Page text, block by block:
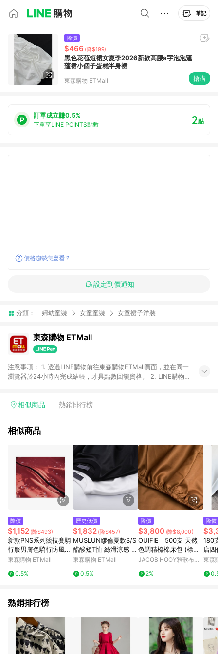
筆記
降價
$466 (降$199)
黑色花苞短裙女夏季2026新款高腰a字泡泡蓬
蓬裙小個子蛋糕半身裙
東森購物 ETMall 搶購
訂單成立賺0.5%
下單享LINE POINTS點數 2點
價格趨勢怎麼看？
設定到價通知
分類： 婦幼童裝 女童童裝 女童裙子洋裝
東森購物 ETMall
注意事項： 1. 透過LINE購物前往東森購物ETMall頁面，並在同一
瀏覽器於24小時內完成結帳，才具點數回饋資格。 2. LINE購物
單，皆不在點數回饋範圍內。 3. 如購買以下類別商品，將無法獲
球嚴選、商城、專案商品、「草莓網」全館商品。 4. 如取消訂
回饋。 5. 點數回饋會扣除所有折扣優惠後之最終發票金額計算，
實際回饋請依LINE購物通知為主。 6. 訂單如有使用東森購物
ETMall站內之折扣優惠(包含但不限於東森幣、樂透金、東森現金
券等)，不具點數回饋資格。詳細請依東森購物ETMall之結帳頁面
顯示為準。 7. LINE購物設有「單一商品最高回饋點數」機制(特
殊活動時開放「回饋無上限」)，以同一訂單中同一商品不論件數
計算，並依訂單成立時間當下LINE購物所設定的回饋機制為準。
如顯示之商品規格、顏色、價位、贈品與東森購物ETMall銷售網
頁不符，以銷售網頁標示為準。 9. 若有贈點爭議，請務必於訂單
日期+180天以內至LINE購物客服洽詢；若超過180天(含)以上進
行申訴，恕無法贈點回饋。 10. 部分點數紅包僅限指定商品使
用，或不適用於無回饋商品。各點數紅包之適用商品與使用條件
請依點數紅包頁面規則為準。
相似商品 熱銷排行榜
相似商品
降價
$1,152 (降$493)
新款PNS系列競技賽騎
行服男膚色騎行防風防
潑水公路車自行車服
東森購物 ETMall
0.5%
歷史低價
$1,832 (降$457)
MUSLUN繆倫夏款S/S
醋酸短T恤 絲滑涼感 厚
軟 簡約透氣
東森購物 ETMall
0.5%
降價
$3,800 (降$8,000)
OUIFIE｜500支 天然
色調精梳棉床包 (標準
雙人) 5色可選
JACOB HOOY雅歌布霍
2%
降價
180
店
床單
東森
熱銷排行榜